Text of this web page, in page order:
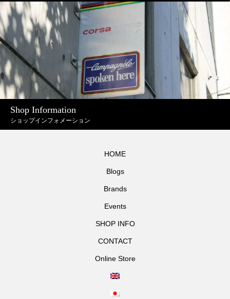
Shop Information
ショップインフォメーション
HOME
Blogs
Brands
Events
SHOP INFO
CONTACT
Online Store